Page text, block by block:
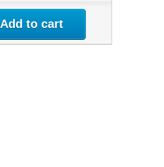
Add to cart